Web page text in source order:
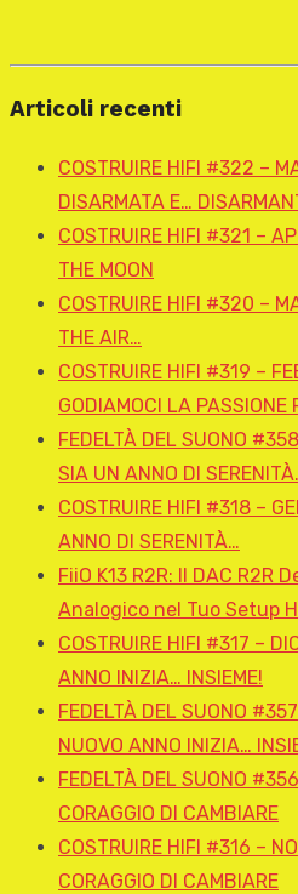
Articoli recenti
COSTRUIRE HIFI #322 –
DISARMATA E…
COSTRUIRE HIFI #321 –
THE MOON
COSTRUIRE HIFI #320 –
THE AIR…
COSTRUIRE HIFI #319 –
GODIAMOCI LA PASSIONE
FEDELTÀ DEL SUONO
SIA UN ANNO DI
COSTRUIRE HIFI #318 –
ANNO DI SERENITÀ…
FiiO K13 R2R: Il DAC R2R
Analogico nel Tuo Setup
COSTRUIRE HIFI #317 –
ANNO INIZIA… INSIEME!
FEDELTÀ DEL SUONO
NUOVO ANNO INIZIA…
FEDELTÀ DEL SUONO
CORAGGIO DI CAMBIARE
COSTRUIRE HIFI #316 –
CORAGGIO DI CAMBIARE